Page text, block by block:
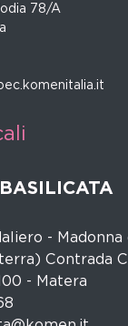
78/A
-
Contrada
- Matera